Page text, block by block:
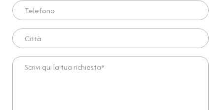
Telefono
Città
Scrivi qui la tua richiesta*